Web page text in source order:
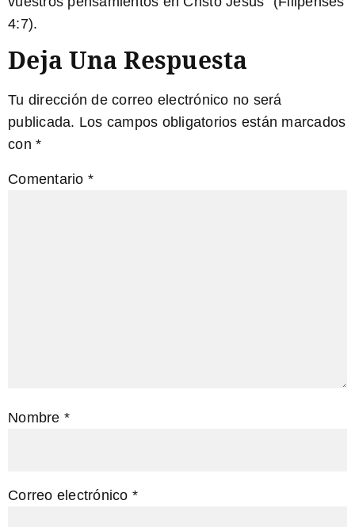
4:7).
Deja Una Respuesta
Tu dirección de correo electrónico no será
publicada. Los campos obligatorios están marcados
con *
Comentario *
Nombre *
Correo electrónico *